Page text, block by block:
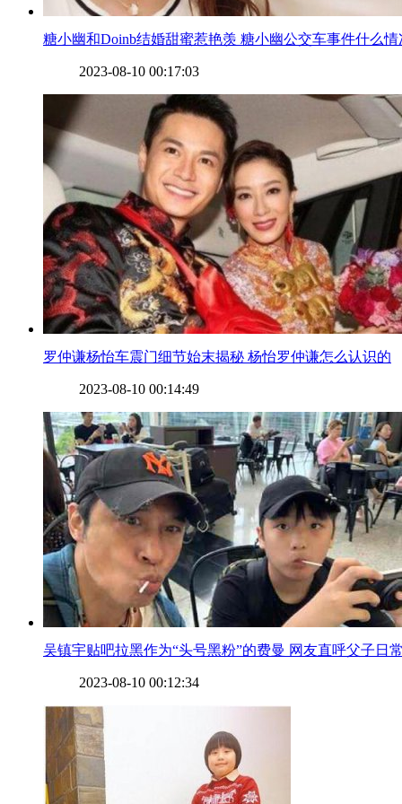
糖小幽和Doinb结婚甜蜜惹艳羡 糖小幽公交车事件什么情
2023-08-10 00:17:03
​罗仲谦杨怡车震门细节始末揭秘 杨怡罗仲谦怎么认识的
2023-08-10 00:14:49
吴镇宇贴吧拉黑作为“头号黑粉”的费曼 网友直呼父子日
2023-08-10 00:12:34